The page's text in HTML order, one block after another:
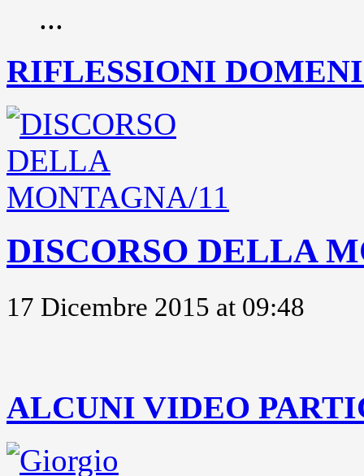
...
RIFLESSIONI
DISCORSO DELLA
17 Dicembre 2015 at 09:48
ALCUNI VIDEO